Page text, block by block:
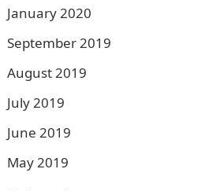
January 2020
September 2019
August 2019
July 2019
June 2019
May 2019